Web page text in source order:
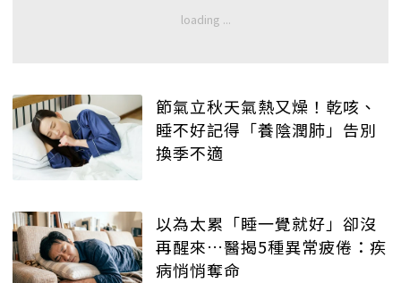
節氣立秋天氣熱又燥！乾咳、
睡不好記得「養陰潤肺」告別
換季不適
以為太累「睡一覺就好」卻沒
再醒來…醫揭5種異常疲倦：疾
病悄悄奪命